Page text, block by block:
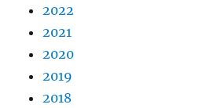
2022
2021
2020
2019
2018